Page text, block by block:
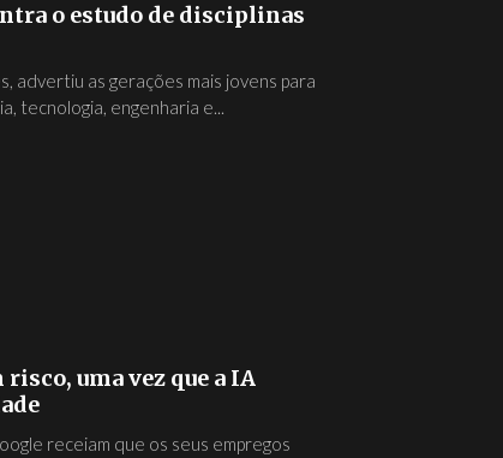
o estudo de disciplinas
advertiu as gerações mais jovens para
tecnologia, engenharia e...
uma vez que a IA
receiam que os seus empregos